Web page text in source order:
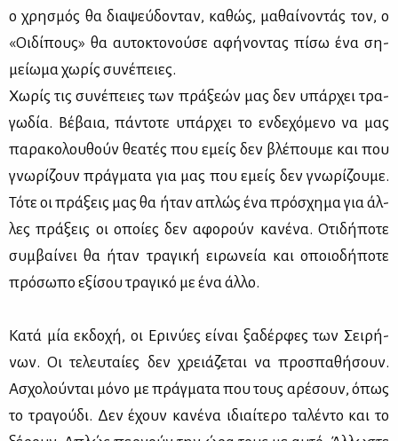
ο χρη­σμός θα δια­ψεύ­δο­νταν, κα­θώς, μα­θαί­νο­ντάς τον, ο
«Οι­δί­πους» θα αυ­το­κτο­νού­σε αφή­νο­ντας πί­σω ένα ση­
μεί­ω­μα χω­ρίς συ­νέ­πειες.
Χω­ρίς τις συ­νέ­πειες των πρά­ξε­ών μας δεν υπάρ­χει τρα­
γω­δία. Βέ­βαια, πά­ντο­τε υπάρ­χει το εν­δε­χό­με­νο να μας
πα­ρα­κο­λου­θούν θε­α­τές που εμείς δεν βλέ­που­με και που
γνω­ρί­ζουν πράγ­μα­τα για μας που εμείς δεν γνω­ρί­ζου­με.
Τό­τε οι πρά­ξεις μας θα ήταν απλώς ένα πρό­σχη­μα για άλ­
λες πρά­ξεις οι οποί­ες δεν αφο­ρούν κα­νέ­να. Οτι­δή­πο­τε
συμ­βαί­νει θα ήταν τρα­γι­κή ει­ρω­νεία και οποιο­δή­πο­τε
πρό­σω­πο εξί­σου τρα­γι­κό με ένα άλ­λο.
Κα­τά μία εκ­δο­χή, οι Ερι­νύ­ες εί­ναι ξα­δέρ­φες των Σει­ρή­
νων. Οι τε­λευ­ταί­ες δεν χρειά­ζε­ται να προ­σπα­θή­σουν.
Ασχο­λού­νται μό­νο με πράγ­μα­τα που τους αρέ­σουν, όπως
το τρα­γού­δι. Δεν έχουν κα­νέ­να ιδιαί­τε­ρο τα­λέ­ντο και το